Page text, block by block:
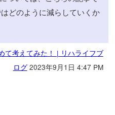
どのように減らしていくか
て考えてみた！ | リハライフブ
ログ2023年9月1日 4:47 PM